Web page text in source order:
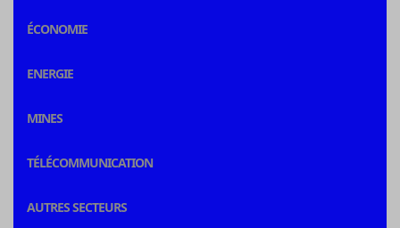
ÉCONOMIE
ENERGIE
MINES
TÉLÉCOMMUNICATION
AUTRES SECTEURS